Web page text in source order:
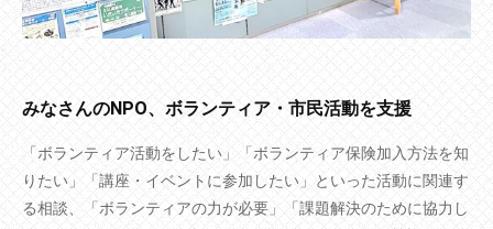
みなさんのNPO、ボランティア・市民活動を支援
「ボランティア活動をしたい」「ボランティア保険加入方法を知
りたい」「講座・イベントに参加したい」といった活動に関連す
る相談、「ボランティアの力が必要」「課題解決のために協力し